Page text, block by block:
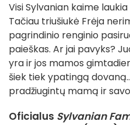
Visi Sylvanian kaime
Tačiau triušiukė Frėja
pagrindinio renginio
paieškas. Ar jai pavyks?
yra ir jos mamos
šiek tiek ypatingą
pradžiugintų mamą ir
Oficialus Sylvanian